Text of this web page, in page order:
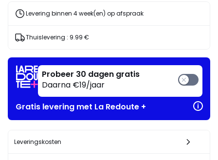
artikelen
Geniet
Levering binnen 4 week(en) op afspraak
Thuislevering : 9.99 €
Probeer 30 dagen gratis
Daarna €19/jaar
Gratis levering met La Redoute +
Leveringskosten